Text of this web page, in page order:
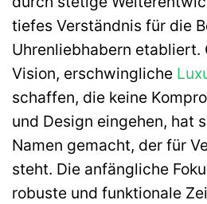
tiefes Verständnis für die
Uhrenliebhabern etabliert.
Vision, erschwingliche
schaffen, die keine
und Design eingehen, hat
Namen gemacht, der für
steht. Die anfängliche
robuste und funktionale